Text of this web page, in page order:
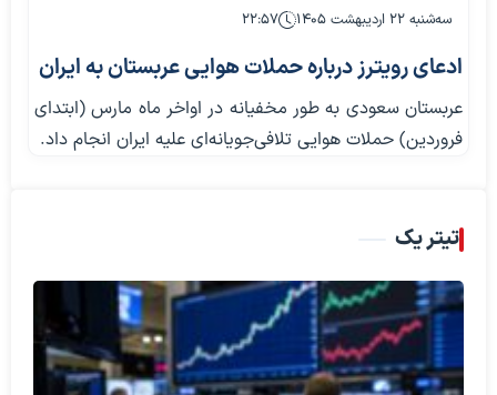
سه‌شنبه ۲۲ اردیبهشت ۱۴۰۵ ۲۲:۵۷
ادعای رویترز درباره حملات هوایی عربستان به ایران
عربستان سعودی به طور مخفیانه در اواخر ماه مارس (ابتدای
فروردین) حملات هوایی تلافی‌جویانه‌ای علیه ایران انجام داد.
تیتر یک